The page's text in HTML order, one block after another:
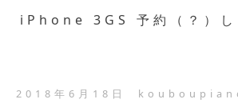
iPhone 3GS 予約（？）し
2018年6月18日